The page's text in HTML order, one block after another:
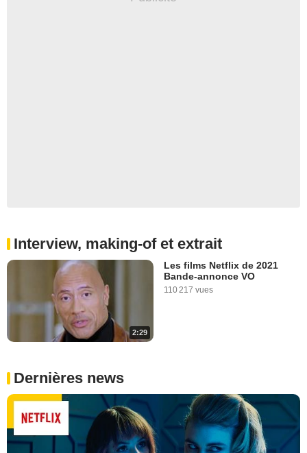
Interview, making-of et extrait
2:29
Les films Netflix de 2021
Bande-annonce VO
110 217 vues
Dernières news